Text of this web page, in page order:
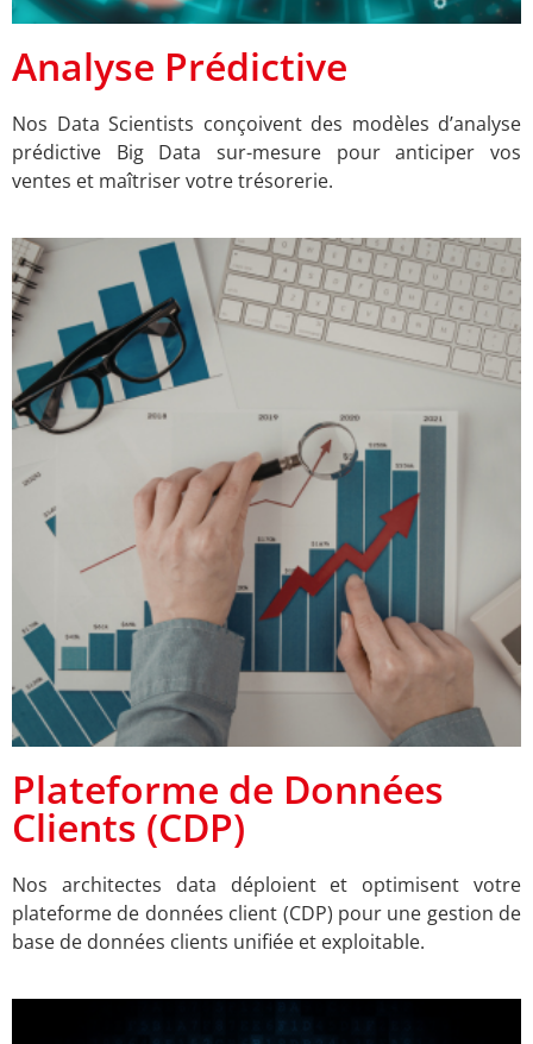
Analyse Prédictive
Nos Data Scientists conçoivent des modèles d’analyse
prédictive Big Data sur-mesure pour anticiper vos
ventes et maîtriser votre trésorerie.
Plateforme de Données
Clients (CDP)
Nos architectes data déploient et optimisent votre
plateforme de données client (CDP) pour une gestion de
base de données clients unifiée et exploitable.